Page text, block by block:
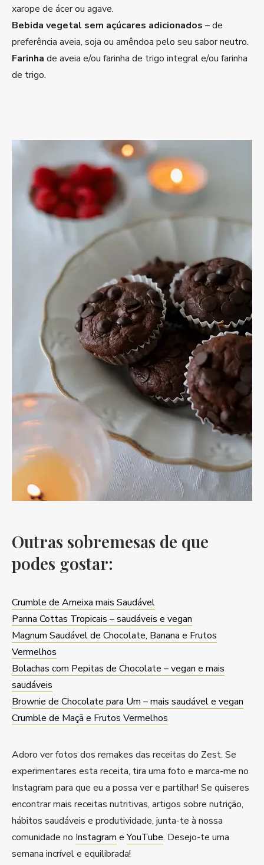
xarope de ácer ou agave.
Bebida vegetal sem açúcares adicionados – de
preferência aveia, soja ou amêndoa pelo seu sabor neutro.
Farinha de aveia e/ou farinha de trigo integral e/ou farinha
de trigo.
Outras sobremesas de que
podes gostar:
Crumble de Ameixa mais Saudável
Panna Cottas Tropicais – saudáveis e vegan
Magnum Saudável de Chocolate, Banana e Frutos
Vermelhos
Bolachas com Pepitas de Chocolate – vegan e mais
saudáveis
Brownie de Chocolate para Um – mais saudável e vegan
Crumble de Maçã e Frutos Vermelhos
Adoro ver fotos dos remakes das receitas do Zest. Se
experimentares esta receita, tira uma foto e marca-me no
Instagram para que eu a possa ver e partilhar! Se quiseres
encontrar mais receitas nutritivas, artigos sobre nutrição,
hábitos saudáveis e produtividade, junta-te à nossa
comunidade no Instagram eYouTube. Desejo-te uma
semana incrível e equilibrada!